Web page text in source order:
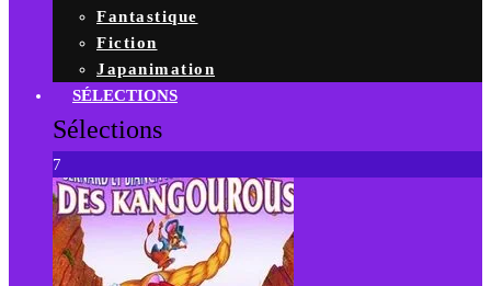
Fantastique
Fiction
Japanimation
SÉLECTIONS
Sélections
7